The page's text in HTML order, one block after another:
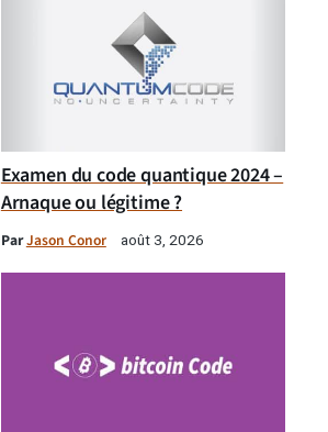
Examen du code quantique 2024 –
Arnaque ou légitime ?
ParJason Conor août 3, 2026